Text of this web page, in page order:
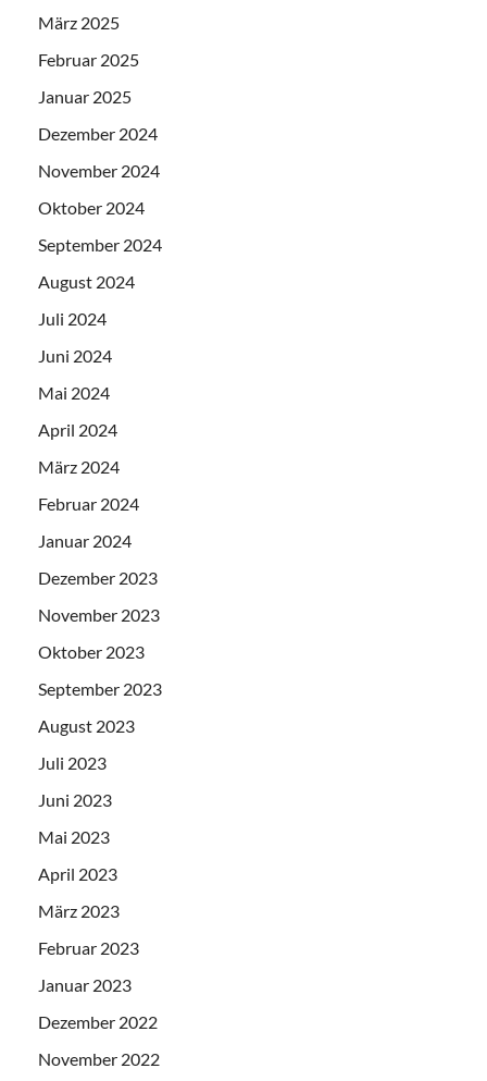
März 2025
Februar 2025
Januar 2025
Dezember 2024
November 2024
Oktober 2024
September 2024
August 2024
Juli 2024
Juni 2024
Mai 2024
April 2024
März 2024
Februar 2024
Januar 2024
Dezember 2023
November 2023
Oktober 2023
September 2023
August 2023
Juli 2023
Juni 2023
Mai 2023
April 2023
März 2023
Februar 2023
Januar 2023
Dezember 2022
November 2022